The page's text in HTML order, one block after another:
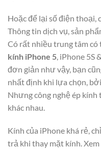
Hoặc để lại số điện thoại,
Thông tin dịch vụ, sản
Có rất nhiều trung tâm có
kính iPhone 5 , iPhone
đơn giản như vậy, bạn
nhất định khi lựa chọn,
Nhưng công nghệ ép
khác nhau.
Kính của iPhone khá rẻ,
trả khi thay mặt kính.